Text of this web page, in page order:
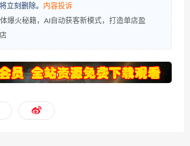
立刻删除。
内容投诉
爆火秘籍，AI自动获客新模式，打造单店盈